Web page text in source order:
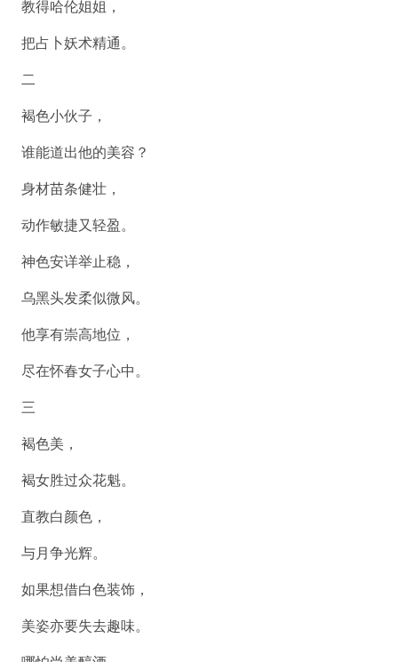
教得哈伦姐姐，
把占卜妖术精通。
二
褐色小伙子，
谁能道出他的美容？
身材苗条健壮，
动作敏捷又轻盈。
神色安详举止稳，
乌黑头发柔似微风。
他享有崇高地位，
尽在怀春女子心中。
三
褐色美，
褐女胜过众花魁。
直教白颜色，
与月争光辉。
如果想借白色装饰，
美姿亦要失去趣味。